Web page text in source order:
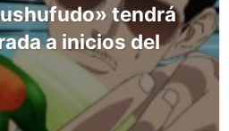
tendrá
a inicios del